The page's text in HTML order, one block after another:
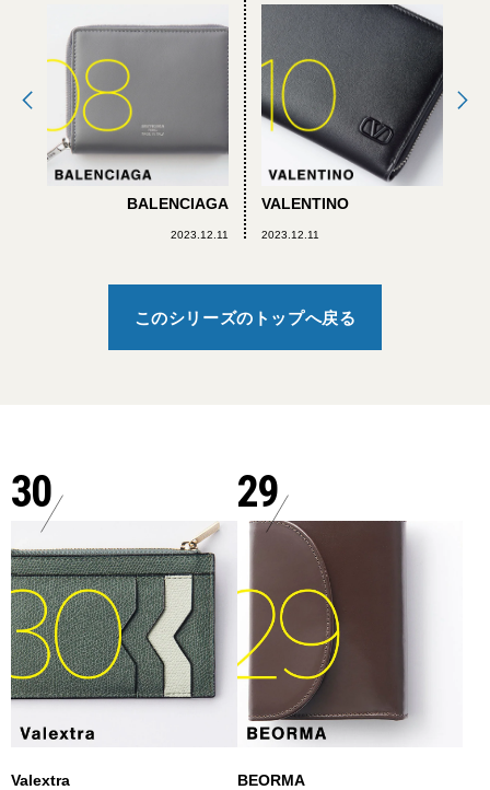
BALENCIAGA
2023.12.11
VALENTINO
2023.12.11
このシリーズのトップへ戻る
30
Valextra
29
BEORMA